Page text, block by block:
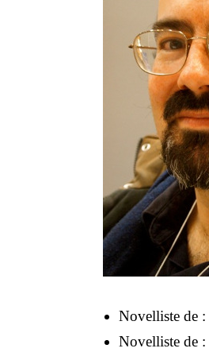
Novelliste de :
Novelliste de :